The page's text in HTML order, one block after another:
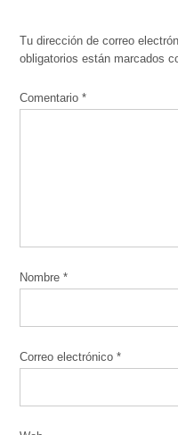
Tu dirección de correo
obligatorios están marcados
Comentario*
Nombre*
Correo electrónico*